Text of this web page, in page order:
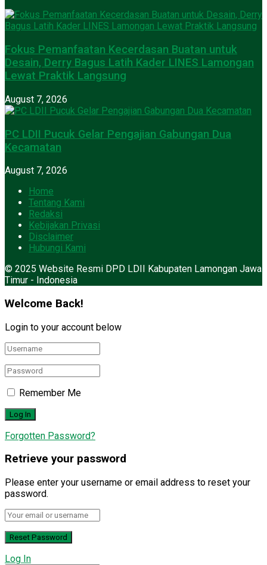
Fokus Pemanfaatan Kecerdasan Buatan untuk
Desain, Derry Bagus Latih Kader LINES Lamongan
Lewat Praktik Langsung
August 7, 2026
PC LDII Pucuk Gelar Pengajian Gabungan Dua
Kecamatan
August 7, 2026
Home
Tentang Kami
Redaksi
Kebijakan Privasi
Disclaimer
Hubungi Kami
© 2025 Website Resmi DPD LDII Kabupaten Lamongan Jawa
Timur - Indonesia
Welcome Back!
Login to your account below
Remember Me
Forgotten Password?
Retrieve your password
Please enter your username or email address to reset your
password.
Log In